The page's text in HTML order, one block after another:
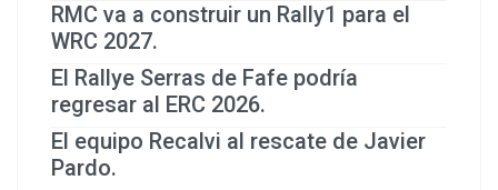
RMC va a construir un Rally1 para el
WRC 2027.
El Rallye Serras de Fafe podría
regresar al ERC 2026.
El equipo Recalvi al rescate de Javier
Pardo.